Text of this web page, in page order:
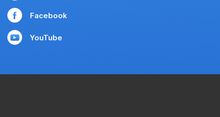
Facebook
YouTube